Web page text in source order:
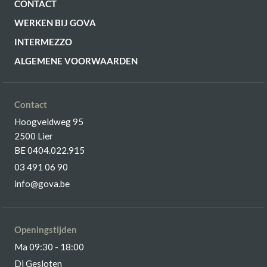
CONTACT
WERKEN BIJ GOVA
INTERMEZZO
ALGEMENE VOORWAARDEN
Contact
Hoogveldweg 95
2500 Lier
BE 0404.022.915
03 491 06 90
info@gova.be
Openingstijden
Ma 09:30 - 18:00
Di Gesloten